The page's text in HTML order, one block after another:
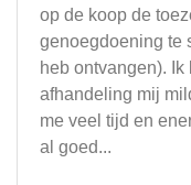
op de koop de
genoegdoening te
heb ontvangen).
afhandeling mij
me veel tijd en
al goed...